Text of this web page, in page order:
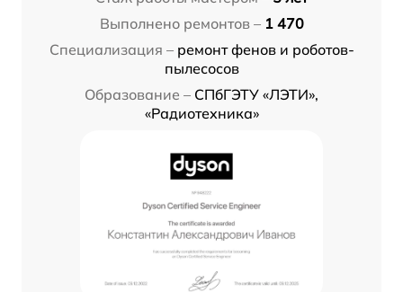
Выполнено ремонтов – 1 470
Специализация – ремонт фенов и роботов-
пылесосов
Образование – СПбГЭТУ «ЛЭТИ»,
«Радиотехника»